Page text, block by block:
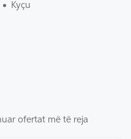
Kyçu
ofertat më të reja